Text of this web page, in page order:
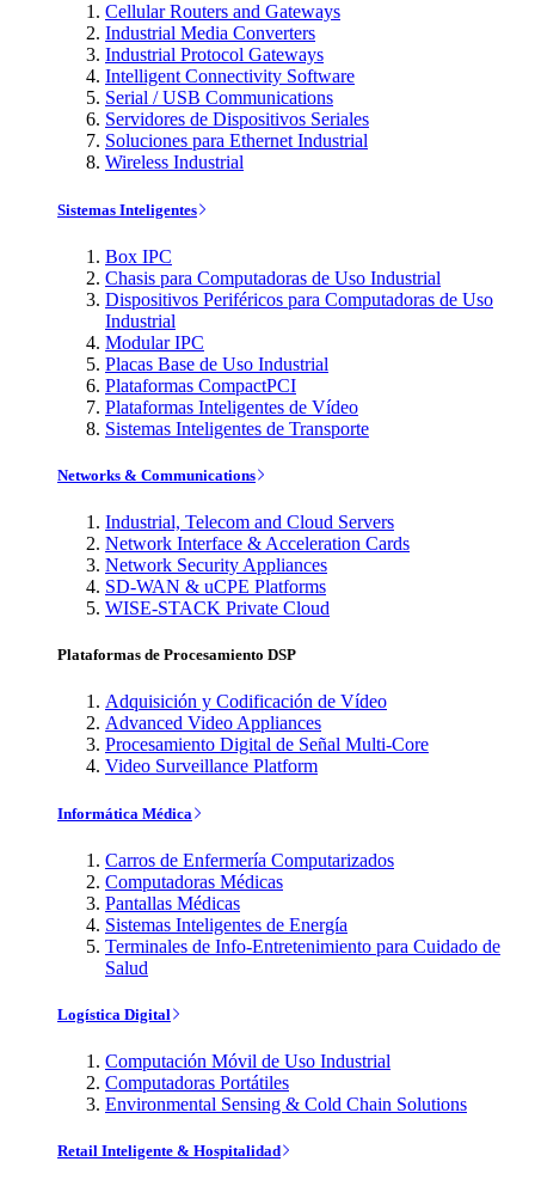
Cellular Routers and Gateways
Industrial Media Converters
Industrial Protocol Gateways
Intelligent Connectivity Software
Serial / USB Communications
Servidores de Dispositivos Seriales
Soluciones para Ethernet Industrial
Wireless Industrial
Sistemas Inteligentes
Box IPC
Chasis para Computadoras de Uso Industrial
Dispositivos Periféricos para Computadoras de Uso
Industrial
Modular IPC
Placas Base de Uso Industrial
Plataformas CompactPCI
Plataformas Inteligentes de Vídeo
Sistemas Inteligentes de Transporte
Networks & Communications
Industrial, Telecom and Cloud Servers
Network Interface & Acceleration Cards
Network Security Appliances
SD-WAN & uCPE Platforms
WISE-STACK Private Cloud
Plataformas de Procesamiento DSP
Adquisición y Codificación de Vídeo
Advanced Video Appliances
Procesamiento Digital de Señal Multi-Core
Video Surveillance Platform
Informática Médica
Carros de Enfermería Computarizados
Computadoras Médicas
Pantallas Médicas
Sistemas Inteligentes de Energía
Terminales de Info-Entretenimiento para Cuidado de
Salud
Logística Digital
Computación Móvil de Uso Industrial
Computadoras Portátiles
Environmental Sensing & Cold Chain Solutions
Retail Inteligente & Hospitalidad